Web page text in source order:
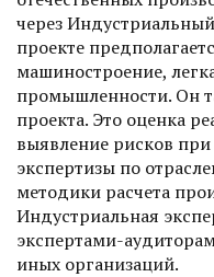
через
проекте
машиностроение,
промышленности. Он
проекта. Это оценка
выявление рисков
экспертизы по
методики расчета
Индустриальная
экспертами-
иных организаций.